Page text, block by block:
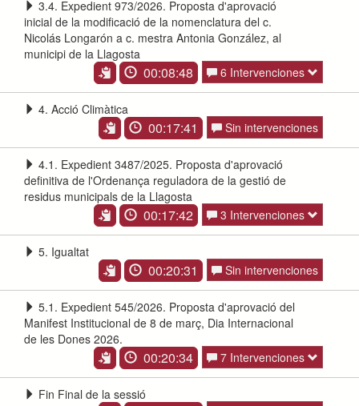
3.4. Expedient 973/2026. Proposta d'aprovació
inicial de la modificació de la nomenclatura del c.
Nicolás Longarón a c. mestra Antonia González, al
municipi de la Llagosta
00:08:48 6 Intervenciones
4. Acció Climàtica
00:17:41 Sin intervenciones
4.1. Expedient 3487/2025. Proposta d'aprovació
definitiva de l'Ordenança reguladora de la gestió de
residus municipals de la Llagosta
00:17:42 3 Intervenciones
5. Igualtat
00:20:31 Sin intervenciones
5.1. Expedient 545/2026. Proposta d'aprovació del
Manifest Institucional de 8 de març, Dia Internacional
de les Dones 2026.
00:20:34 7 Intervenciones
Fin Final de la sessió